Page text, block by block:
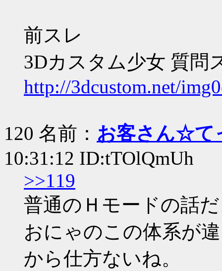
前スレ
3Dカスタム少女 質問
http://3dcustom.net/
120 名前： お客さん☆て
10:31:12 ID:tTOlQmUh
>>119
普通のＨモードの話
おにゃのこの体系が
から仕方ないね。